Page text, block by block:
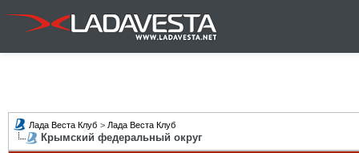
Лада Веста Клуб > Лада Веста Клуб
Крымский федеральный округ